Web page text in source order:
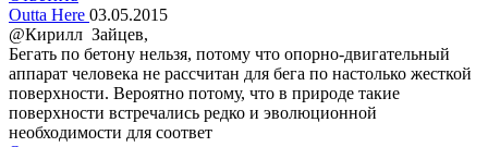
Outta Here 03.05.2015
@Кирилл Зайцев,
Бегать по бетону нельзя, потому что опорно-двигательный
аппарат человека не рассчитан для бега по настолько жесткой
поверхности. Вероятно потому, что в природе такие
поверхности встречались редко и эволюционной
необходимости для соответ